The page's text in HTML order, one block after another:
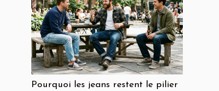
Pourquoi les jeans restent le pilier